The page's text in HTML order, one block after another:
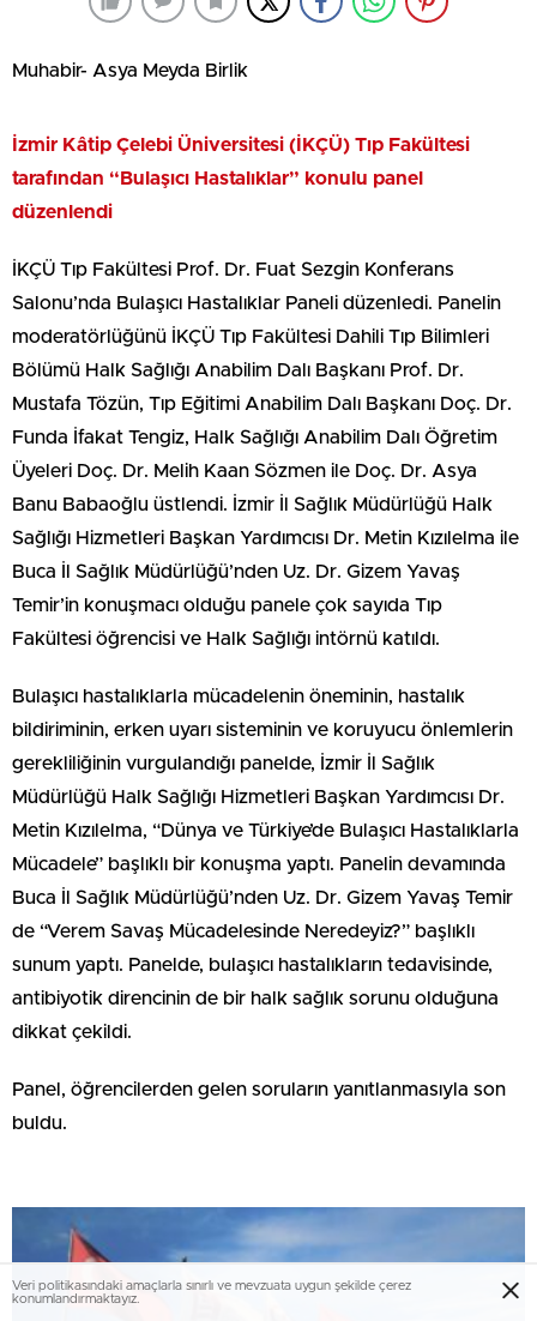
Muhabir- Asya Meyda Birlik
İzmir Kâtip Çelebi Üniversitesi (İKÇÜ) Tıp Fakültesi
tarafından “Bulaşıcı Hastalıklar” konulu panel
düzenlendi
İKÇÜ Tıp Fakültesi Prof. Dr. Fuat Sezgin Konferans
Salonu’nda Bulaşıcı Hastalıklar Paneli düzenledi. Panelin
moderatörlüğünü İKÇÜ Tıp Fakültesi Dahili Tıp Bilimleri
Bölümü Halk Sağlığı Anabilim Dalı Başkanı Prof. Dr.
Mustafa Tözün, Tıp Eğitimi Anabilim Dalı Başkanı Doç. Dr.
Funda İfakat Tengiz, Halk Sağlığı Anabilim Dalı Öğretim
Üyeleri Doç. Dr. Melih Kaan Sözmen ile Doç. Dr. Asya
Banu Babaoğlu üstlendi. İzmir İl Sağlık Müdürlüğü Halk
Sağlığı Hizmetleri Başkan Yardımcısı Dr. Metin Kızılelma ile
Buca İl Sağlık Müdürlüğü’nden Uz. Dr. Gizem Yavaş
Temir’in konuşmacı olduğu panele çok sayıda Tıp
Fakültesi öğrencisi ve Halk Sağlığı intörnü katıldı.
Bulaşıcı hastalıklarla mücadelenin öneminin, hastalık
bildiriminin, erken uyarı sisteminin ve koruyucu önlemlerin
gerekliliğinin vurgulandığı panelde, İzmir İl Sağlık
Müdürlüğü Halk Sağlığı Hizmetleri Başkan Yardımcısı Dr.
Metin Kızılelma, “Dünya ve Türkiye’de Bulaşıcı Hastalıklarla
Mücadele” başlıklı bir konuşma yaptı. Panelin devamında
Buca İl Sağlık Müdürlüğü’nden Uz. Dr. Gizem Yavaş Temir
de “Verem Savaş Mücadelesinde Neredeyiz?” başlıklı
sunum yaptı. Panelde, bulaşıcı hastalıkların tedavisinde,
antibiyotik direncinin de bir halk sağlık sorunu olduğuna
dikkat çekildi.
Panel, öğrencilerden gelen soruların yanıtlanmasıyla son
buldu.
Veri politikasındaki amaçlarla sınırlı ve mevzuata uygun şekilde çerez
konumlandırmaktayız.